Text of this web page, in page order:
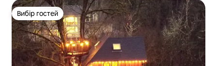
Вибір гостей
Вибір гостей